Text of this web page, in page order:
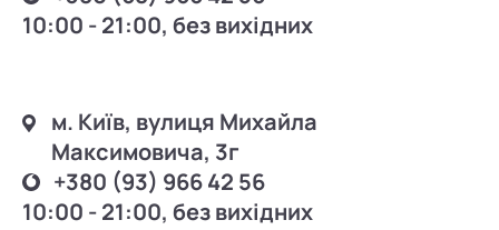
10:00 - 21:00, без вихідних
м. Київ, вулиця Михайла
Максимовича, 3г
+380 (93) 966 42 56
10:00 - 21:00, без вихідних